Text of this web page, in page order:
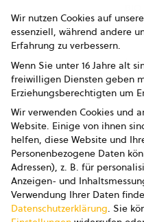
AGB
Wir nutzen Cookies auf
essenziell, während andere
Erfahrung zu verbessern.
Wenn Sie unter 16 Jahre alt
freiwilligen Diensten geben
Erziehungsberechtigten um
Wir verwenden Cookies und
Website. Einige von ihnen
helfen, diese Website und
Personenbezogene Daten
Adressen), z. B. für
Anzeigen- und
Verwendung Ihrer Daten
Datenschutzerklärung. Sie